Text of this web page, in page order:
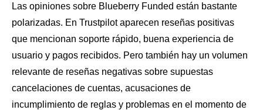
Las opiniones sobre Blueberry Funded están bastante
polarizadas. En Trustpilot aparecen reseñas positivas
que mencionan soporte rápido, buena experiencia de
usuario y pagos recibidos. Pero también hay un volumen
relevante de reseñas negativas sobre supuestas
cancelaciones de cuentas, acusaciones de
incumplimiento de reglas y problemas en el momento de